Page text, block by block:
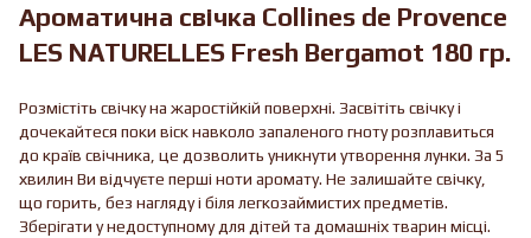
Ароматична свічка Collines de Provence
LES NATURELLES Fresh Bergamot 180 гр.
Розмістіть свічку на жаростійкій поверхні. Засвітіть свічку і
дочекайтеся поки віск навколо запаленого гноту розплавиться
до країв свічника, це дозволить уникнути утворення лунки. За 5
хвилин Ви відчуєте перші ноти аромату. Не залишайте свічку,
що горить, без нагляду і біля легкозаймистих предметів.
Зберігати у недоступному для дітей та домашніх тварин місці.